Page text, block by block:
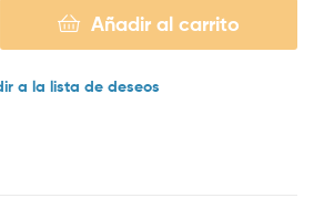
Añadir al carrito
a la lista de deseos